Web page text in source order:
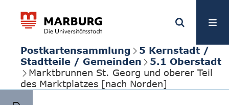
Postkartensammlung
5 Kernstadt /
Stadtteile / Gemeinden
5.1 Oberstadt
Marktbrunnen St. Georg und oberer Teil
des Marktplatzes [nach Norden]